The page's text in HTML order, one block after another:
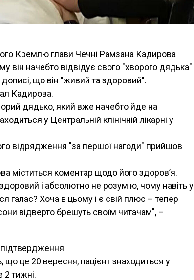
Кремлю глави Чечні Рамзана Кадирова
він начебто відвідує свого "хворого дядька"
дописі, що він "живий та здоровий".
Кадирова.
дядько, який вже начебто йде на
у Центральній клінічній лікарні у
відрядження "за першої нагоди" прийшов
міститься коментар щодо його здоров’я.
і абсолютно не розумію, чому навіть у
галас? Хоча в цьому і є свій плюс – тепер
відверто брешуть своїм читачам", –
що це 20 вересня, пацієнт знаходиться у
2 тижні.